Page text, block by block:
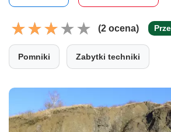
(2 ocena)
Pomniki Zabytki techniki